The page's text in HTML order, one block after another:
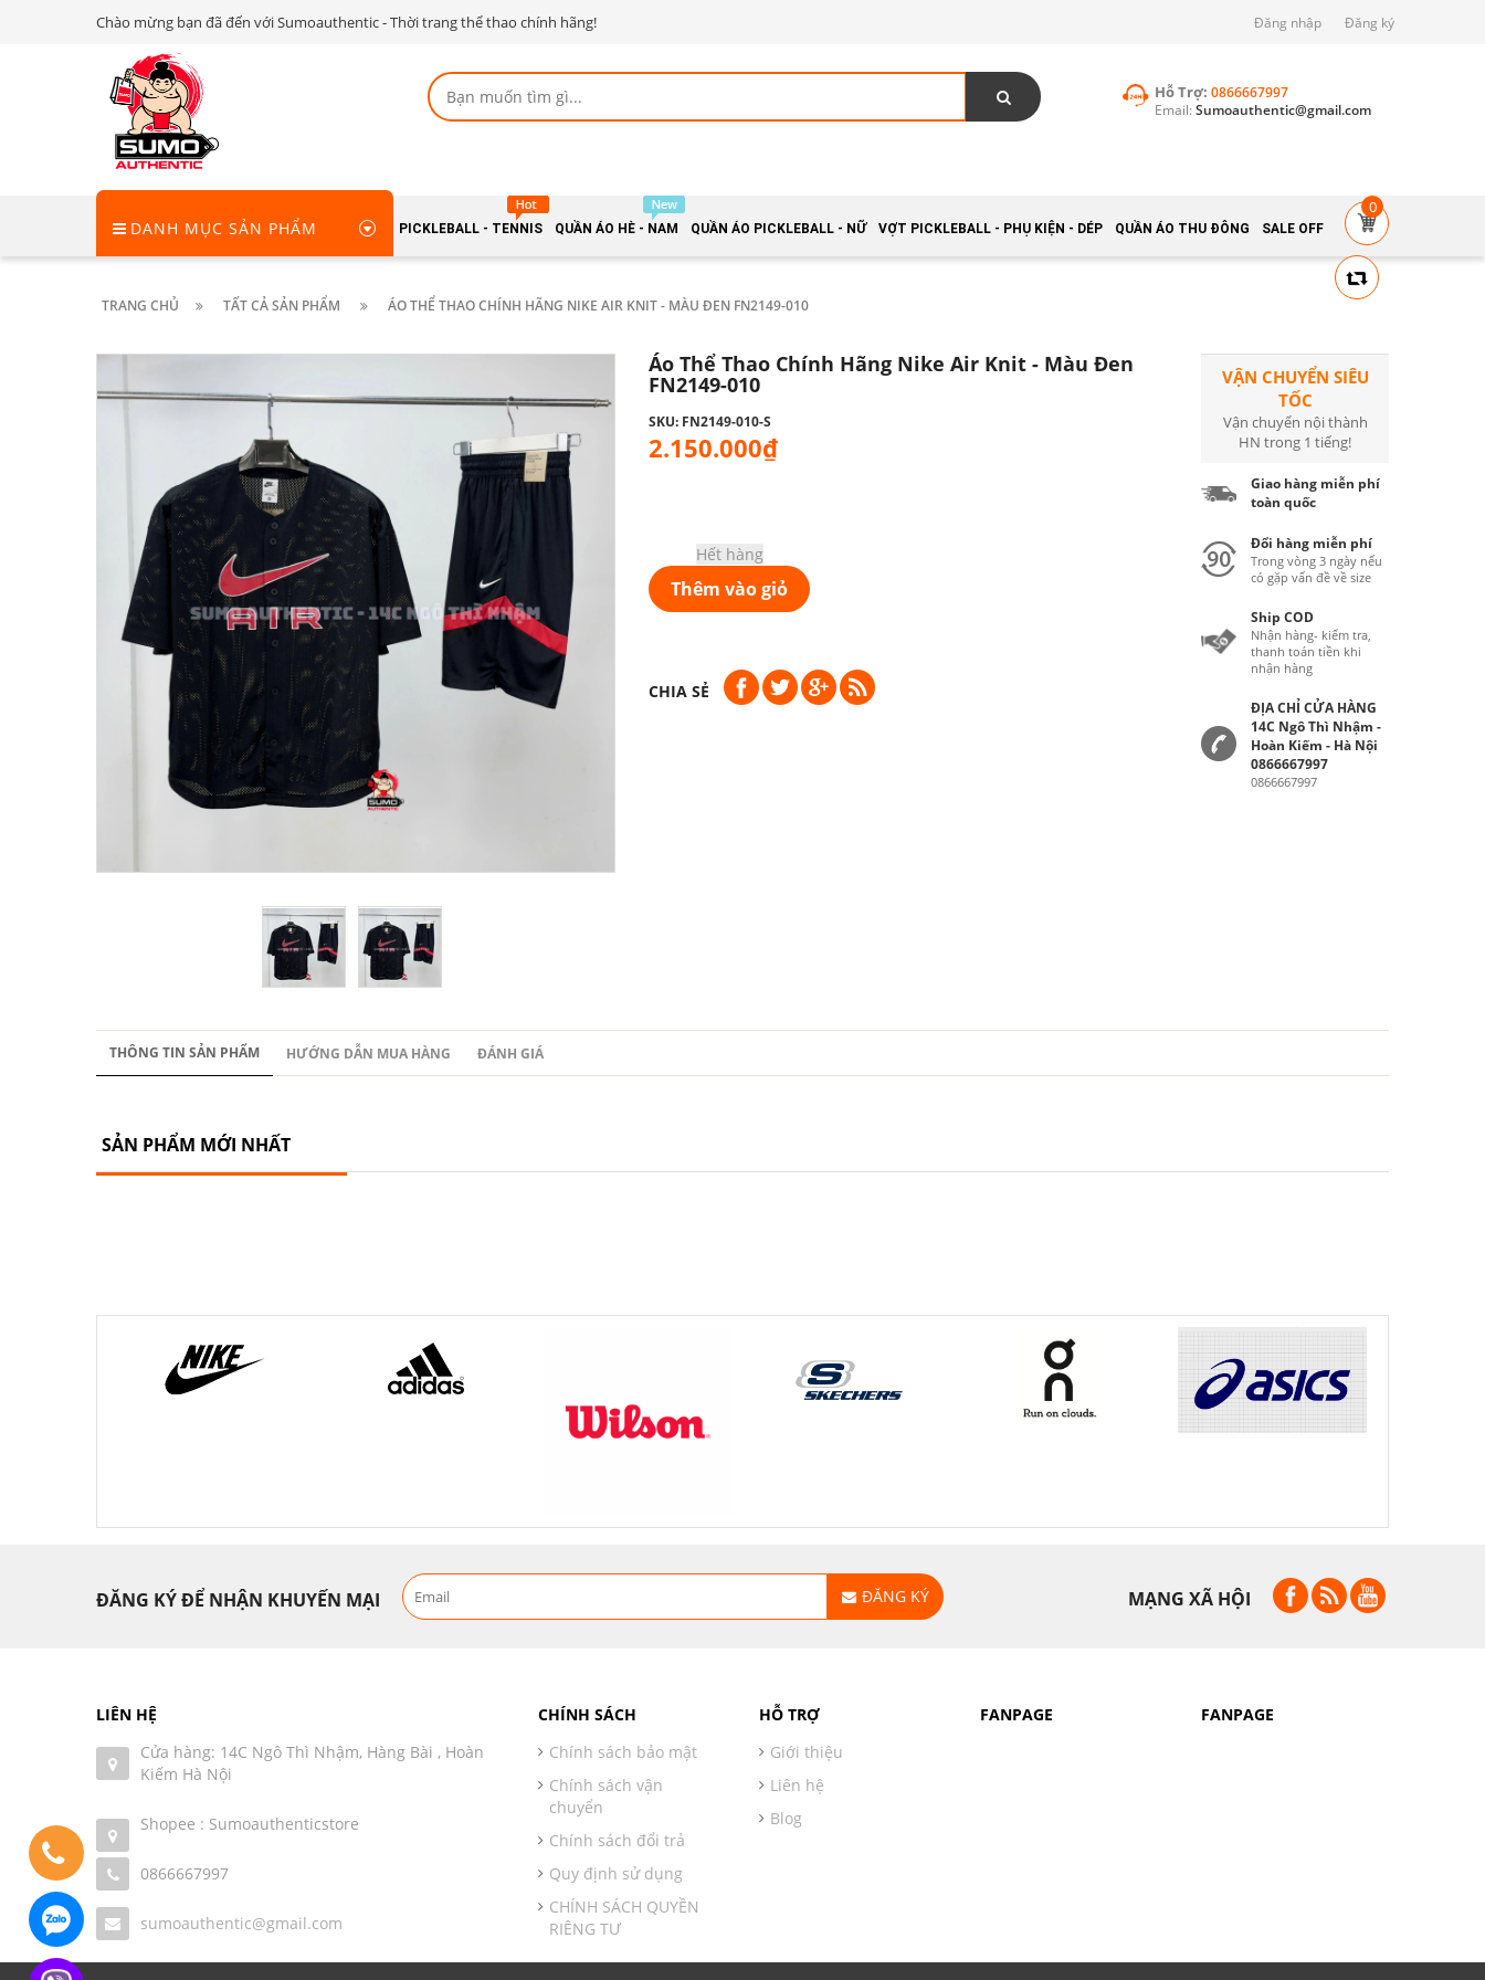
Chào mừng bạn đã đến với Sumoauthentic - Thời trang thể thao chính hãng! Đăng nhập Đăng ký
Hỗ Trợ: 0866667997
Email: Sumoauthentic@gmail.com
DANH MỤC SẢN PHẨM PICKLEBALL - TENNIS QUẦN ÁO HÈ - NAM QUẦN ÁO PICKLEBALL - NỮ VỢT PICKLEBALL - PHỤ KIỆN - DÉP QUẦN ÁO THU ĐÔNG SALE OFF
0
TRANG CHỦ TẤT CẢ SẢN PHẨM ÁO THỂ THAO CHÍNH HÃNG NIKE AIR KNIT - MÀU ĐEN FN2149-010
Áo Thể Thao Chính Hãng Nike Air Knit - Màu Đen
FN2149-010
SKU: FN2149-010-S
2.150.000₫
Hết hàng
Thêm vào giỏ
CHIA SẺ
VẬN CHUYỂN SIÊU
TỐC
Vận chuyển nội thành
HN trong 1 tiếng!
Giao hàng miễn phí
toàn quốc
Đổi hàng miễn phí
Trong vòng 3 ngày nếu
có gặp vấn đề về size
Ship COD
Nhận hàng- kiểm tra,
thanh toán tiền khi
nhận hàng
ĐỊA CHỈ CỬA HÀNG
14C Ngô Thì Nhậm -
Hoàn Kiếm - Hà Nội
0866667997
0866667997
THÔNG TIN SẢN PHẨM HƯỚNG DẪN MUA HÀNG ĐÁNH GIÁ
SẢN PHẨM MỚI NHẤT
ĐĂNG KÝ ĐỂ NHẬN KHUYẾN MẠI ĐĂNG KÝ MẠNG XÃ HỘI
LIÊN HỆ
Cửa hàng: 14C Ngô Thì Nhậm, Hàng Bài , Hoàn
Kiếm Hà Nội
Shopee : Sumoauthenticstore
0866667997
sumoauthentic@gmail.com
CHÍNH SÁCH
Chính sách bảo mật
Chính sách vận
chuyển
Chính sách đổi trả
Quy định sử dụng
CHÍNH SÁCH QUYỀN
RIÊNG TƯ
HỖ TRỢ
Giới thiệu
Liên hệ
Blog
FANPAGE FANPAGE